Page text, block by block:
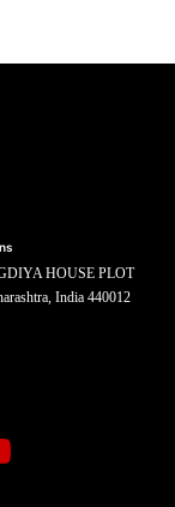
HOUSE PLOT
India 440012